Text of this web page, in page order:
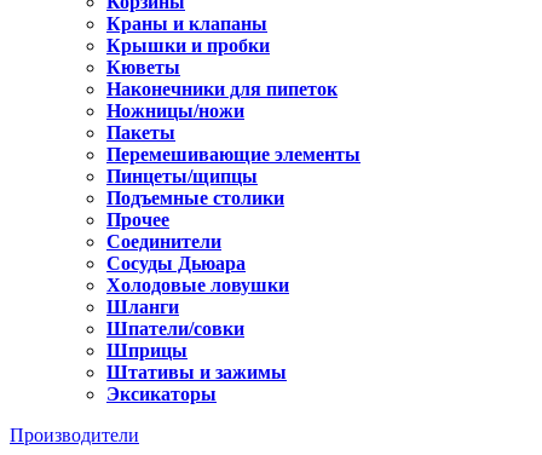
Краны и клапаны
Крышки и пробки
Кюветы
Наконечники для пипеток
Ножницы/ножи
Пакеты
Перемешивающие элементы
Пинцеты/щипцы
Подъемные столики
Прочее
Соединители
Сосуды Дьюара
Холодовые ловушки
Шланги
Шпатели/совки
Шприцы
Штативы и зажимы
Эксикаторы
Производители